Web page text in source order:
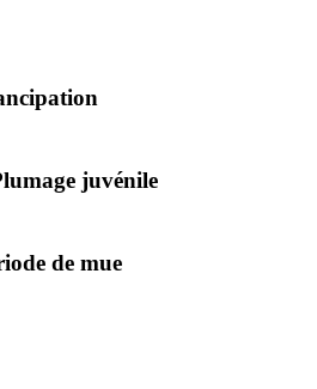
juvénile
de mue